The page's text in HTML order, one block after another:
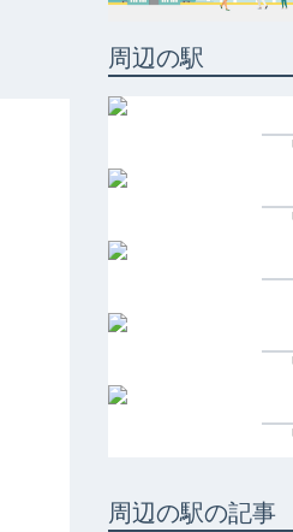
周辺の駅
周辺の駅の記事